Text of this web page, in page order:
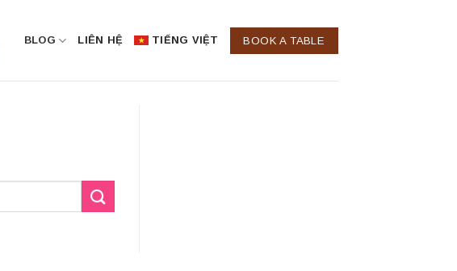
BLOG LIÊN HỆ TIẾNG VIỆT BOOK A TABLE